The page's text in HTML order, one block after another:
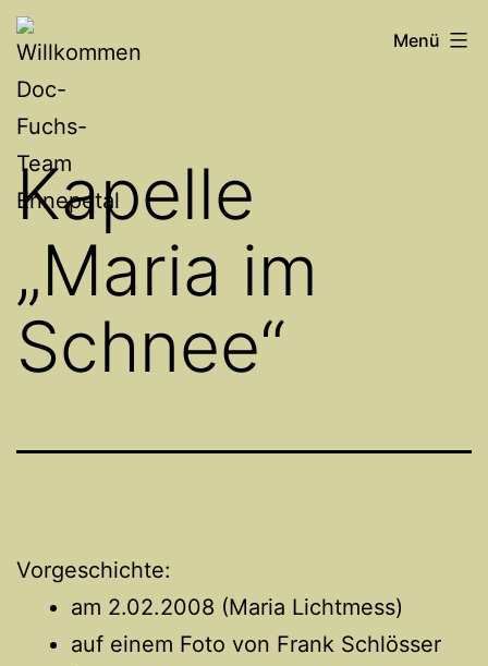
Zum
Inhalt
springen
Willkommen
Doc-
Fuchs-
Team
Ennepetal
Menü
Kapelle
„Maria im
Schnee“
Vorgeschichte:
am 2.02.2008 (Maria Lichtmess)
auf einem Foto von Frank Schlösser